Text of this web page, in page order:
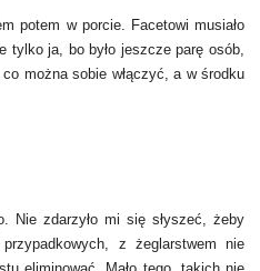
potem w porcie. Facetowi musiało
tylko ja, bo było jeszcze parę osób,
można sobie włączyć, a w środku
Nie zdarzyło mi się słyszeć, żeby
z żeglarstwem nie